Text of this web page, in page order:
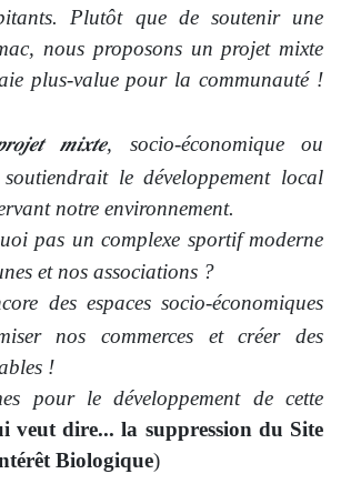
Plutôt que de soutenir une
nous proposons un projet mixte
plus-value pour la communauté !
𝒎𝒊𝒙𝒕𝒆, socio-économique ou
le développement local
notre environnement.
pas un complexe sportif moderne
et nos associations ?
des espaces socio-économiques
nos commerces et créer des
!
pour le développement de cette
veut dire... la suppression du Site
Biologique)